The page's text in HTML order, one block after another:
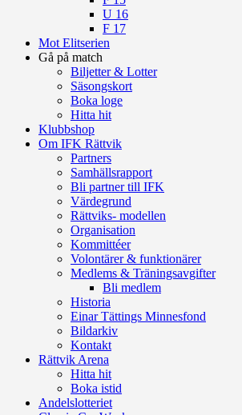
U 16
F 17
Mot Elitserien
Gå på match
Biljetter & Lotter
Säsongskort
Boka loge
Hitta hit
Klubbshop
Om IFK Rättvik
Partners
Samhällsrapport
Bli partner till IFK
Värdegrund
Rättviks- modellen
Organisation
Kommittéer
Volontärer & funktionärer
Medlems & Träningsavgifter
Bli medlem
Historia
Einar Tättings Minnesfond
Bildarkiv
Kontakt
Rättvik Arena
Hitta hit
Boka istid
Andelslotteriet